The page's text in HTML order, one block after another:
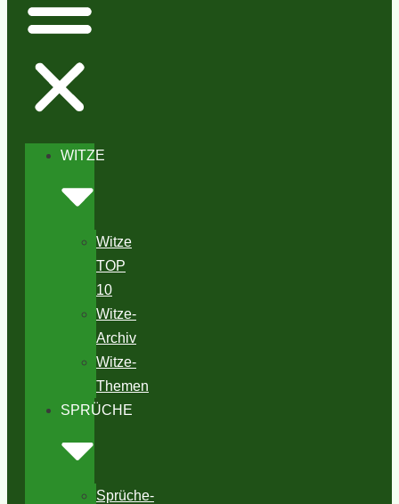
WITZE
Witze
TOP
10
Witze-
Archiv
Witze-
Themen
SPRÜCHE
Sprüche-